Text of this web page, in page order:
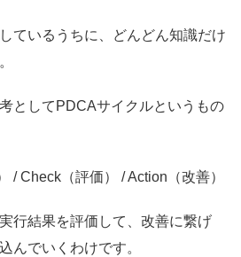
ているうちに、どんどん知識だけ
としてPDCAサイクルというもの
/ Check（評価） / Action（改善）
行結果を評価して、改善に繋げ
んでいくわけです。